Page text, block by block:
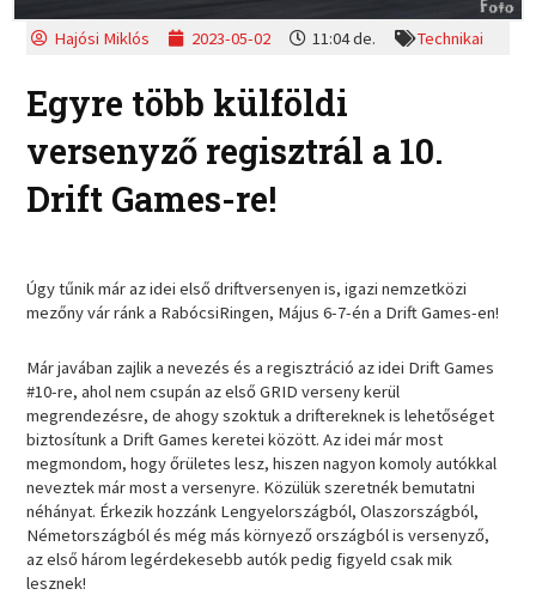
Hajósi Miklós 2023-05-02 11:04 de. Technikai
Egyre több külföldi
versenyző regisztrál a 10.
Drift Games-re!
Úgy tűnik már az idei első driftversenyen is, igazi nemzetközi
mezőny vár ránk a RabócsiRingen, Május 6-7-én a Drift Games-en!
Már javában zajlik a nevezés és a regisztráció az idei Drift Games
#10-re, ahol nem csupán az első GRID verseny kerül
megrendezésre, de ahogy szoktuk a driftereknek is lehetőséget
biztosítunk a Drift Games keretei között. Az idei már most
megmondom, hogy őrületes lesz, hiszen nagyon komoly autókkal
neveztek már most a versenyre. Közülük szeretnék bemutatni
néhányat. Érkezik hozzánk Lengyelországból, Olaszországból,
Németországból és még más környező országból is versenyző,
az első három legérdekesebb autók pedig figyeld csak mik
lesznek!